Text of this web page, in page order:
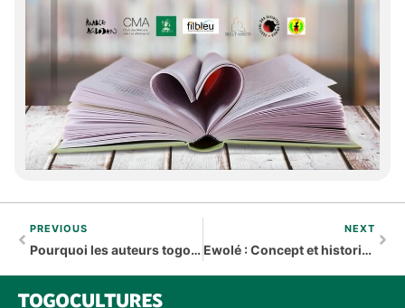
PREVIOUS
Pourquoi les auteurs togolais sont-ils absents des programmes scolaires
NEXT
Ewolé : Concept et historique